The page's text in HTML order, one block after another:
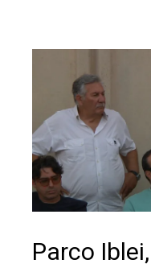
Parco